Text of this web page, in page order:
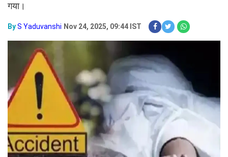
गया।
ByS Yaduvanshi Nov 24, 2025, 09:44 IST